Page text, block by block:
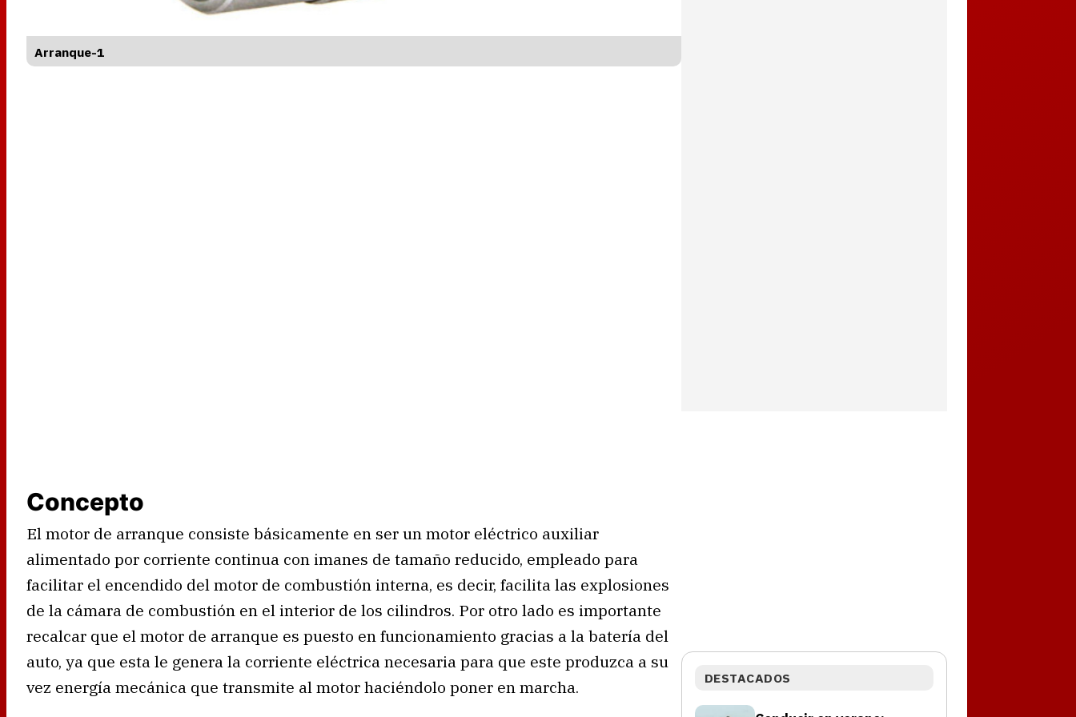
Arranque-1
Concepto
El motor de arranque consiste básicamente en ser un motor eléctrico auxiliar
alimentado por corriente continua con imanes de tamaño reducido, empleado para
facilitar el encendido del motor de combustión interna, es decir, facilita las explosiones
de la cámara de combustión en el interior de los cilindros. Por otro lado es importante
recalcar que el motor de arranque es puesto en funcionamiento gracias a la batería del
auto, ya que esta le genera la corriente eléctrica necesaria para que este produzca a su
vez energía mecánica que transmite al motor haciéndolo poner en marcha.
DESTACADOS